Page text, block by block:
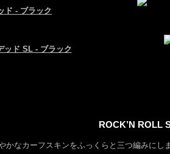
ド - ブラック
ッド SL - ブラック
ROCK’N ROLL
かなカーフスキンをふっくらと三つ編みにし